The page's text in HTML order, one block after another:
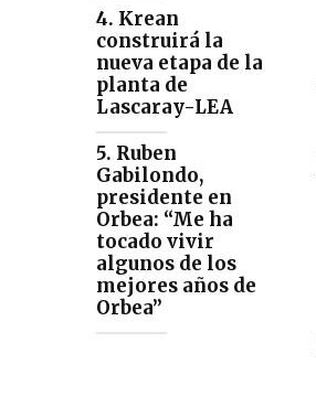
4. Krean
construirá la
nueva etapa de la
planta de
Lascaray-LEA
5. Ruben
Gabilondo,
presidente en
Orbea: “Me ha
tocado vivir
algunos de los
mejores años de
Orbea”